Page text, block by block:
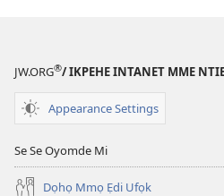
JW.ORG®/ IKPEHE INTANET MME
Appearance Settings
Se Se Oyomde Mi
Dọhọ Mmọ Ẹdi Ufọk